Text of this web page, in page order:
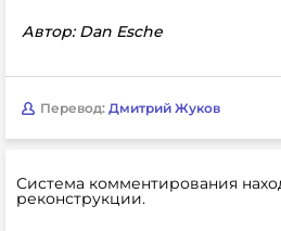
Автор: Dan Esche
Перевод: Дмитрий Жуков
Система комментирования
реконструкции.